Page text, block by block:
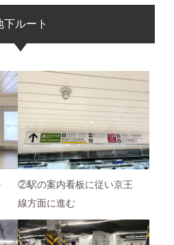
下ルート
②駅の案内看板に従い京王
線方面に進む